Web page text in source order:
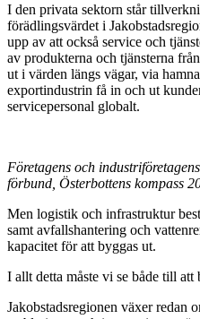
I den privata sektorn står
förädlingsvärdet i
upp av att också service och
av produkterna och tjänsterna
ut i värden längs vägar, via
exportindustrin få in och ut
servicepersonal globalt.
Företagens och
förbund, Österbottens kompass
Men logistik och infrastruktur
samt avfallshantering och
kapacitet för att byggas ut.
I allt detta måste vi se både till
Jakobstadsregionen växer redan